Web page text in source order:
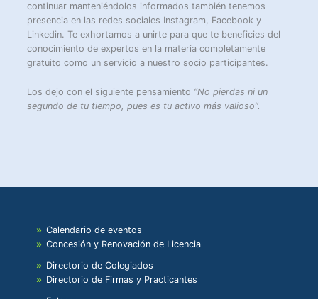
continuar manteniéndolos informados también tenemos
presencia en las redes sociales Instagram, Facebook y
Linkedin. Te exhortamos a unirte para que te beneficies del
conocimiento de expertos en la materia completamente
gratuito como un servicio a nuestro socio participantes.
Los dejo con el siguiente pensamiento “No pierdas ni un
segundo de tu tiempo, pues es tu activo más valioso”.
Calendario de eventos
Concesión y Renovación de Licencia
Directorio de Colegiados
Directorio de Firmas y Practicantes